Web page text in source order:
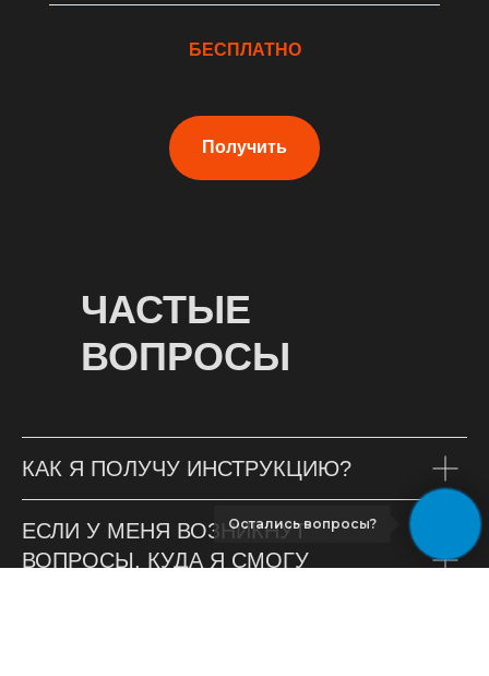
БЕСПЛАТНО
Получить
ЧАСТЫЕ
ВОПРОСЫ
КАК Я ПОЛУЧУ ИНСТРУКЦИЮ?
ЕСЛИ У МЕНЯ ВОЗНИКНУТ
ВОПРОСЫ, КУДА Я СМОГУ
Остались вопросы?